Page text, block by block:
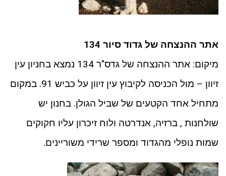
אתר ההנצחה של גדוד סיור 134
מיקום: אתר ההנצחה של גדס"ר 134 נמצא בחניון עין
זיוון – מול הכניסה לקיבוץ עין זיוון על כביש 91. במקום
מתחיל אחד הקטעים של שביל הגולן. בחנון יש
שולחנות , ברזיה, אנדרטה ולוח זיכרון עליו חקוקים
שמות נופלי מהגדוד ומספר שרידי משוריינים.